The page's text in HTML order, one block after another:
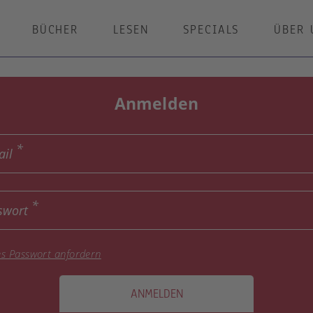
BÜCHER LESEN SPECIALS ÜBER
Anmelden
Passwort anfordern
ANMELDEN